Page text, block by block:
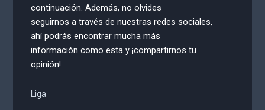
continuación. Además, no olvides
seguirnos a través de nuestras redes sociales,
ahí podrás encontrar mucha más
información como esta y ¡compartirnos tu
opinión!
Liga